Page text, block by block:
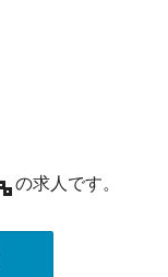
の求人です。